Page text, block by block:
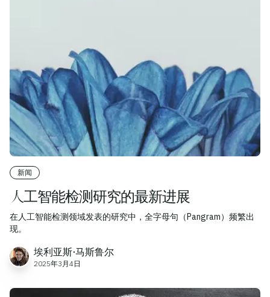
新闻
人工智能检测研究的最新进展
在人工智能检测领域发表的研究中，全字母句（Pangram）频繁出
现。
埃利亚斯·马斯鲁尔
2025年3月4日